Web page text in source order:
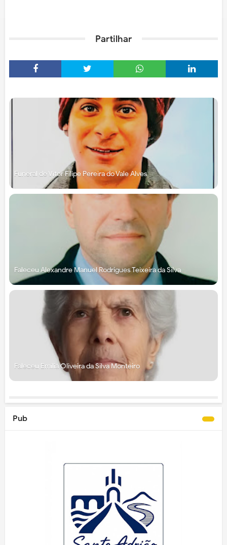
Partilhar
Funeral de Vítor Filipe Pereira do Vale Alves
Faleceu Alexandre Manuel Rodrigues Teixeira da Silva
Faleceu Emília Oliveira da Silva Monteiro
Pub